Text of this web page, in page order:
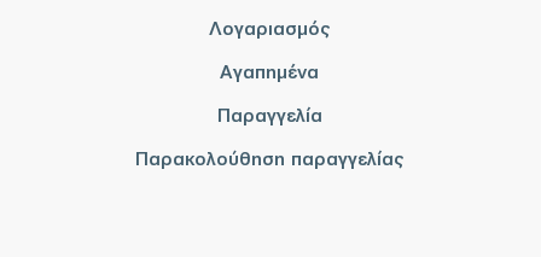
Λογαριασμός
Αγαπημένα
Παραγγελία
Παρακολούθηση παραγγελίας